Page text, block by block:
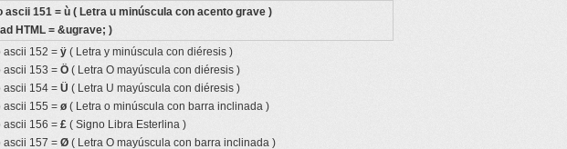
ascii 151 = ù ( Letra u minúscula con acento grave )
HTML = &ugrave; )
ascii 152 = ÿ ( Letra y minúscula con diéresis )
ascii 153 = Ö ( Letra O mayúscula con diéresis )
ascii 154 = Ü ( Letra U mayúscula con diéresis )
ascii 155 = ø ( Letra o minúscula con barra inclinada )
ascii 156 = £ ( Signo Libra Esterlina )
ascii 157 = Ø ( Letra O mayúscula con barra inclinada )